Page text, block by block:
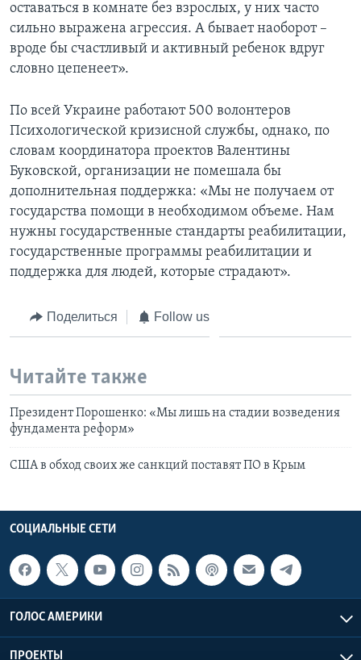
оставаться в комнате без взрослых, у них часто
сильно выражена агрессия. А бывает наоборот –
вроде бы счастливый и активный ребенок вдруг
словно цепенеет».
По всей Украине работают 500 волонтеров
Психологической кризисной службы, однако, по
словам координатора проектов Валентины
Буковской, организации не помешала бы
дополнительная поддержка: «Мы не получаем от
государства помощи в необходимом объеме. Нам
нужны государственные стандарты реабилитации,
государственные программы реабилитации и
поддержка для людей, которые страдают».
Поделиться Follow us
Читайте также
Президент Порошенко: «Мы лишь на стадии возведения
фундамента реформ»
США в обход своих же санкций поставят ПО в Крым
СОЦИАЛЬНЫЕ СЕТИ
ГОЛОС АМЕРИКИ
ПРОЕКТЫ